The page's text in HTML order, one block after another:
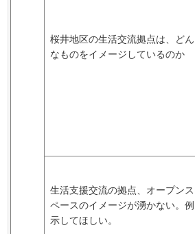
桜井地区の生活交流拠点は、どん
なものをイメージしているのか
生活支援交流の拠点、オープンス
ペースのイメージが湧かない。例
示してほしい。